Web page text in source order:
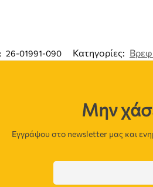
26-01991-090 Κατηγορίες:
Μην
Εγγράψου στο newsletter μας και